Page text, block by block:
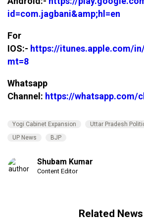
id=com.jagbani&amp;hl=en
For
IOS:- https://itunes.apple.com/
mt=8
Whatsapp
Channel: https://whatsapp.com/
Yogi Cabinet Expansion Uttar Pradesh
UP News
BJP
Shubam Kumar
Content Editor
Related News